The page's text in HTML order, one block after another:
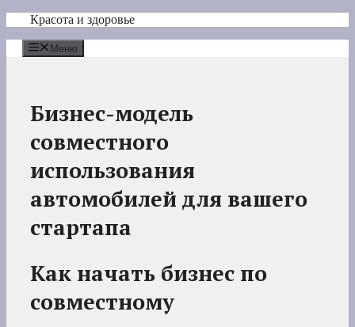
Перейти
содержимому
Красота и здоровье
Меню
Бизнес-модель
совместного
использования
автомобилей для вашего
стартапа
Как начать бизнес по
совместному